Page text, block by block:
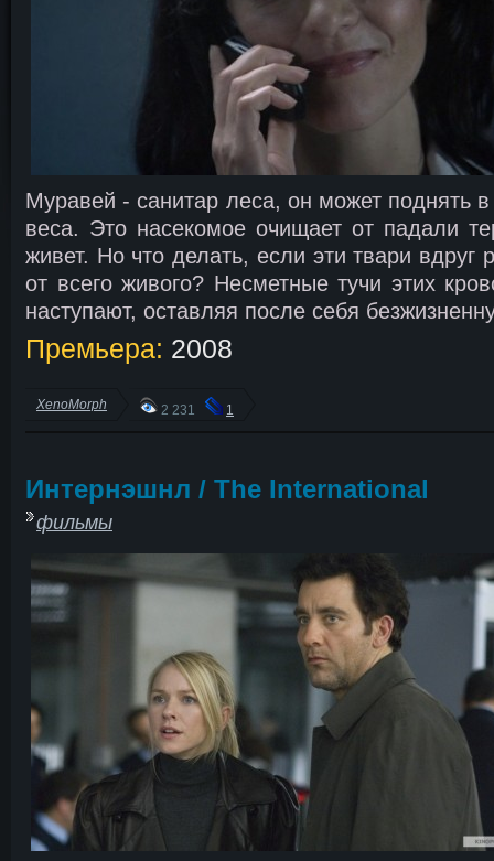
Муравей - санитар леса, он может поднять
веса. Это насекомое очищает от падали
живет. Но что делать, если эти твари вдруг
от всего живого? Несметные тучи этих
наступают, оставляя после себя
Премьера: 2008
XenoMorph 2 231 1
Интернэшнл / The International
фильмы